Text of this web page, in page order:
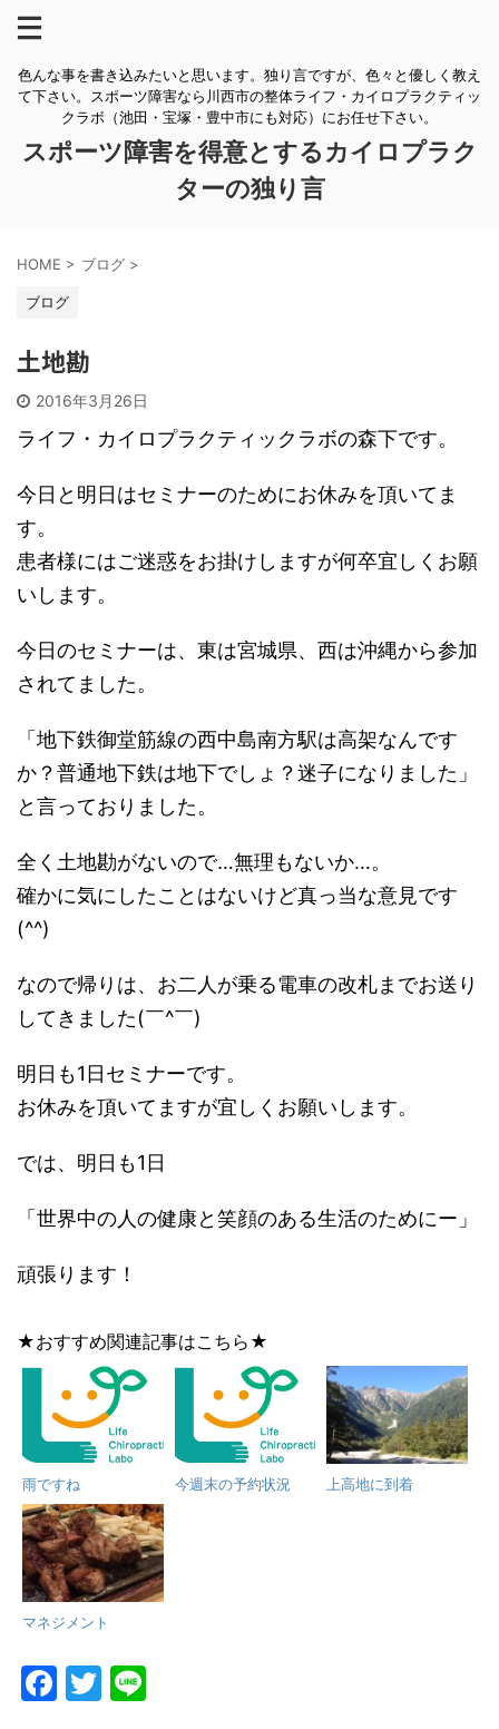
色んな事を書き込みたいと思います。独り言ですが、色々と優しく教え
て下さい。スポーツ障害なら川西市の整体ライフ・カイロプラクティッ
クラボ（池田・宝塚・豊中市にも対応）にお任せ下さい。
スポーツ障害を得意とするカイロプラク
ターの独り言
HOME > ブログ >
ブログ
土地勘
2016年3月26日
ライフ・カイロプラクティックラボの森下です。
今日と明日はセミナーのためにお休みを頂いてま
す。
患者様にはご迷惑をお掛けしますが何卒宜しくお願
いします。
今日のセミナーは、東は宮城県、西は沖縄から参加
されてました。
「地下鉄御堂筋線の西中島南方駅は高架なんです
か？普通地下鉄は地下でしょ？迷子になりました」
と言っておりました。
全く土地勘がないので…無理もないか…。
確かに気にしたことはないけど真っ当な意見です
(^^)
なので帰りは、お二人が乗る電車の改札までお送り
してきました(￣^￣)ゞ
明日も1日セミナーです。
お休みを頂いてますが宜しくお願いします。
では、明日も1日
「世界中の人の健康と笑顔のある生活のためにー」
頑張ります！
★おすすめ関連記事はこちら★
雨ですね 今週末の予約状況 上高地に到着
マネジメント
F
T